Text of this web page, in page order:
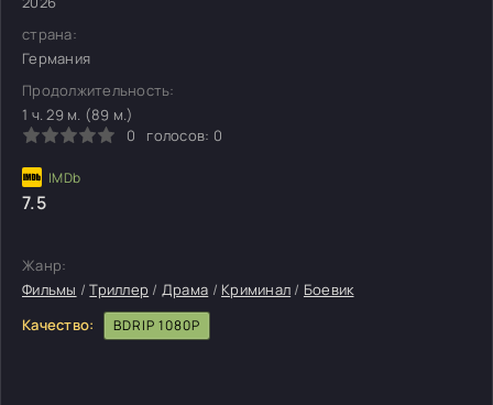
страна:
Германия
Продолжительность:
1 ч. 29 м. (89 м.)
0
голосов: 0
7.5
Жанр:
Фильмы /Триллер / Драма / Криминал / Боевик
Качество:
BDRIP 1080P